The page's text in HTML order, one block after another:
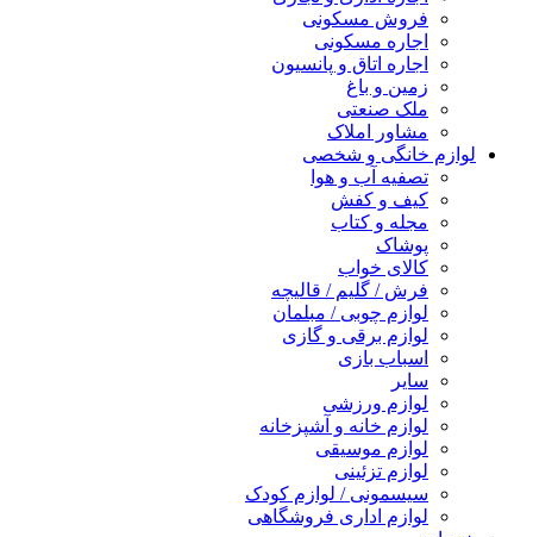
فروش مسکونی
اجاره مسکونی
اجاره اتاق و پانسیون
زمین و باغ
ملک صنعتی
مشاور املاک
لوازم خانگی و شخصی
تصفیه آب و هوا
کیف و کفش
مجله و کتاب
پوشاک
کالای خواب
فرش / گلیم / قالیچه
لوازم چوبی / مبلمان
لوازم برقی و گازی
اسباب بازی
سایر
لوازم ورزشی
لوازم خانه و آشپزخانه
لوازم موسیقی
لوازم تزئینی
سیسمونی / لوازم کودک
لوازم اداری فروشگاهی